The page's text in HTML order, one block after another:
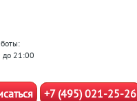
до 21:00
+7 (495) 021-25-26